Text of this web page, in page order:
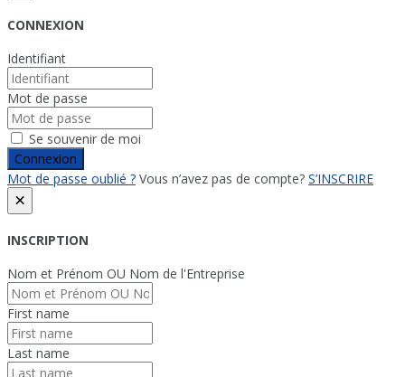
CONNEXION
Identifiant
Mot de passe
Se souvenir de moi
Connexion
Mot de passe oublié ? Vous n’avez pas de compte? S’INSCRIRE
×
INSCRIPTION
Nom et Prénom OU Nom de l'Entreprise
First name
Last name